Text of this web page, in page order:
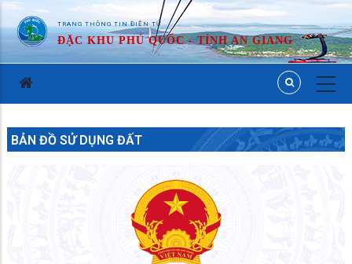
TRANG THÔNG TIN ĐIỆN TỬ
ĐẶC KHU PHÚ QUỐC - TỈNH AN GIANG
BẢN ĐỒ SỬ DỤNG ĐẤT